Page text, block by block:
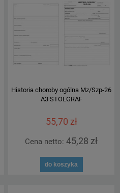
Historia choroby ogólna Mz/Szp-26
A3 STOLGRAF
55,70 zł
Cena netto:45,28 zł
do koszyka